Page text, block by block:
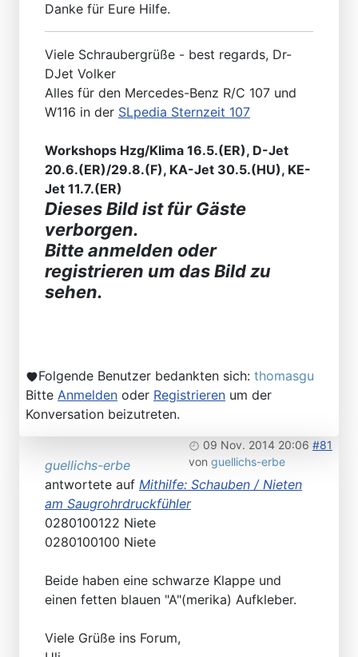
Danke für Eure Hilfe.
Viele Schraubergrüße - best regards, Dr-
DJet Volker
Alles für den Mercedes-Benz R/C 107 und
W116 in der SLpedia Sternzeit 107
Workshops Hzg/Klima 16.5.(ER), D-Jet
20.6.(ER)/29.8.(F), KA-Jet 30.5.(HU), KE-
Jet 11.7.(ER)
Dieses Bild ist für Gäste
verborgen.
Bitte anmelden oder
registrieren um das Bild zu
sehen.
Folgende Benutzer bedankten sich: thomasgu
Bitte Anmelden oder Registrieren um der
Konversation beizutreten.
09 Nov. 2014 20:06 #81
von guellichs-erbe
guellichs-erbe
antwortete auf Mithilfe: Schauben / Nieten
am Saugrohrdruckfühler
0280100122 Niete
0280100100 Niete
Beide haben eine schwarze Klappe und
einen fetten blauen "A"(merika) Aufkleber.
Viele Grüße ins Forum,